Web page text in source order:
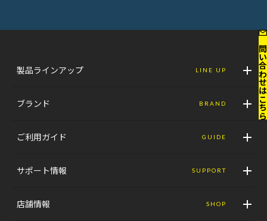
お問い合
製品ラインアップ LINE UP
ブランド BRAND
ご利用ガイド GUIDE
サポート情報 SUPPORT
店舗情報 SHOP